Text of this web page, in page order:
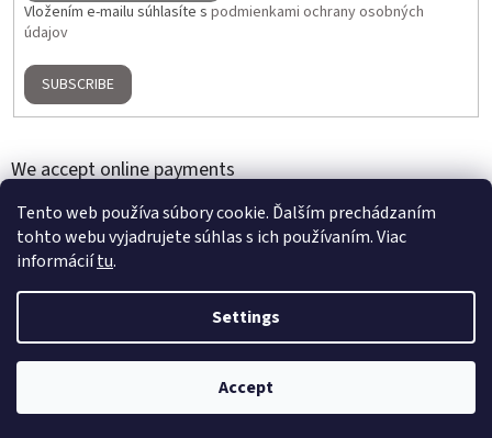
Tento web používa súbory cookie. Ďalším prechádzaním
tohto webu vyjadrujete súhlas s ich používaním. Viac
informáciítu.
Settings
Accept
Vložením e-mailu súhlasíte s podmienkami ochrany osobných
údajov
SUBSCRIBE
We accept online payments
Created by Shoptet
Home Gallery